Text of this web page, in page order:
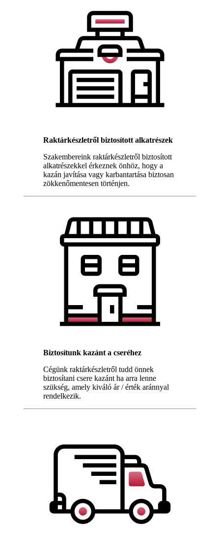
Raktárkészletről biztosított alkatrészek
Szakembereink raktárkészletről biztosított
alkatrészekkel érkeznek önhöz, hogy a
kazán javítása vagy karbantartása biztosan
zökkenőmentesen történjen.
Biztosítunk kazánt a cseréhez
Cégünk raktárkészletről tudd önnek
biztosítani csere kazánt ha arra lenne
szükség, amely kiváló ár / érték aránnyal
rendelkezik.